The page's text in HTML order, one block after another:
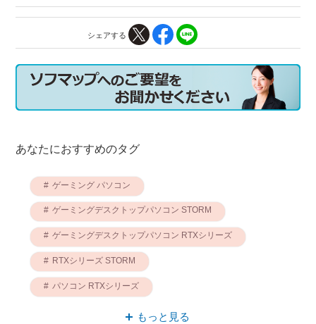
シェアする
あなたにおすすめのタグ
ゲーミング パソコン
ゲーミングデスクトップパソコン STORM
ゲーミングデスクトップパソコン RTXシリーズ
RTXシリーズ STORM
パソコン RTXシリーズ
もっと見る